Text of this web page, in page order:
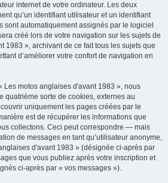
internet de votre ordinateur. Les deux
qu’un identifiant utilisateur et un identifiant
sont automatiquement assignés par le logiciel
créé lors de votre navigation sur les sujets de
1983 », archivant de ce fait tous les sujets que
d’améliorer votre confort de navigation en
Les motos anglaises d'avant 1983 », nous
quatrième sorte de cookies, externes au
uniquement les pages créées par le
est de récupérer les informations que
collectons. Ceci peut correspondre — mais
de messages en tant qu’utilisateur anonyme,
d'avant 1983 » (désignée ci-après par
que vous publiez après votre inscription et
ci-après par « vos messages »).